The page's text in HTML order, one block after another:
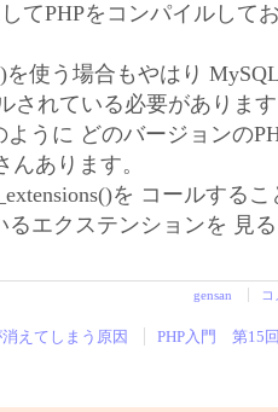
てPHPをコンパイルして
を使う場合もやはり
されている必要がありま
ように どのバージョンの
んあります。
を コールする
るエクステンションを 見
gensan
えてしまう原因 PHP入門 第15